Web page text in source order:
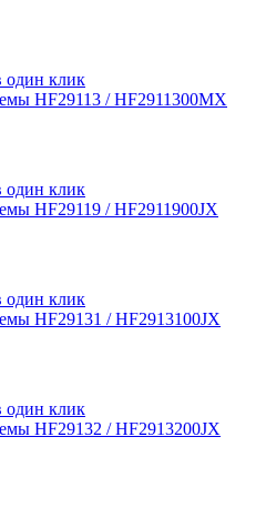
один клик
HF29113 / HF2911300MX
один клик
HF29119 / HF2911900JX
один клик
HF29131 / HF2913100JX
один клик
HF29132 / HF2913200JX